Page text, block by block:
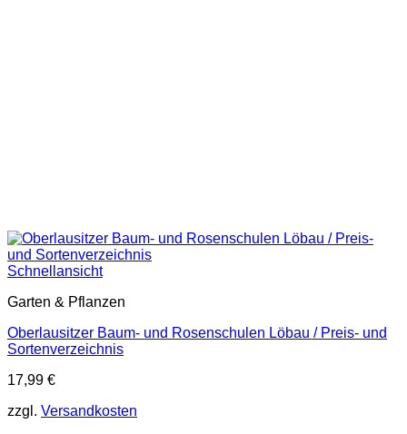
Schnellansicht
Garten & Pflanzen
Oberlausitzer Baum- und Rosenschulen Löbau / Preis- und
Sortenverzeichnis
17,99 €
zzgl. Versandkosten